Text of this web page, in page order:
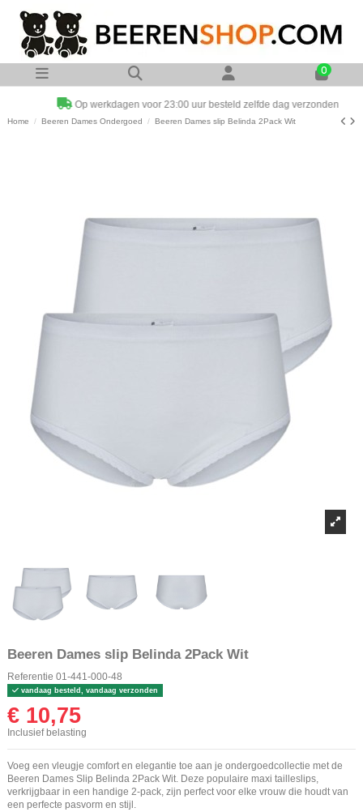
0
Op werkdagen voor 23:00 uur besteld zelfde dag verzonden
Home Beeren Dames Ondergoed Beeren Dames slip Belinda 2Pack Wit
Beeren Dames slip Belinda 2Pack Wit
Referentie 01-441-000-48
vandaag besteld, vandaag verzonden
€ 10,75
Inclusief belasting
Voeg een vleugje comfort en elegantie toe aan je ondergoedcollectie met de
Beeren Dames Slip Belinda 2Pack Wit. Deze populaire maxi tailleslips,
verkrijgbaar in een handige 2-pack, zijn perfect voor elke vrouw die houdt van
een perfecte pasvorm en stijl.